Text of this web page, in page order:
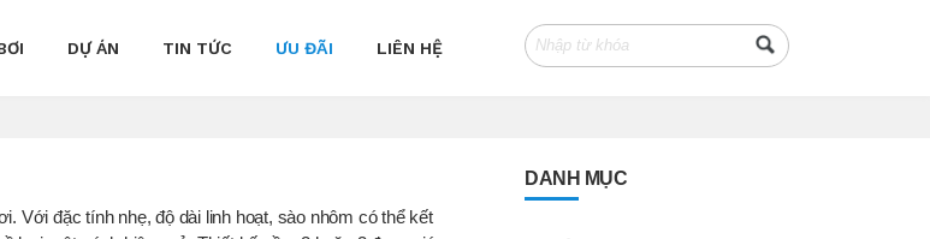
DỰ ÁN TIN TỨC ƯU ĐÃI LIÊN HỆ
Với đặc tính nhẹ, độ dài linh hoạt, sào nhôm có thể kết
DANH MỤC